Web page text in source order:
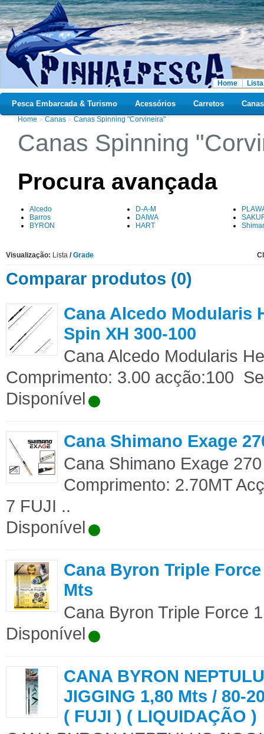
Home
Pesca Embarcada & Turismo Acessórios Carretos Canas
Home » Canas » Canas Spinning "Corvineira"
Canas Spinning
Procura avançada
Alcedo
Barros
BYRON
D-A-M
DAIWA
HART
Visualização: Lista / Grade
Comparar produtos (0)
Cana Alcedo Modularis
Spin XH 300-100
Cana Alcedo Modularis
Comprimento: 3.00 acção:100
Disponível
Cana Shimano Exage
Cana Shimano Exage
Comprimento: 2.70MT
7 FUJI ..
Disponível
Cana Byron Triple Force
Mts
Cana Byron Triple Force
Disponível
CANA BYRON
JIGGING 1,80 Mts / 80-
( FUJI ) ( LIQUIDAÇÃO )